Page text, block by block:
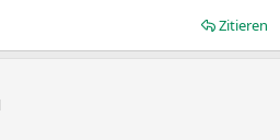
Zitieren